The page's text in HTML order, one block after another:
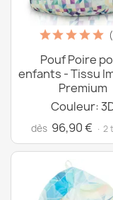
Pouf Poire
enfants - Tissu
Premium
Couleur:
dès 96,90 € · 2